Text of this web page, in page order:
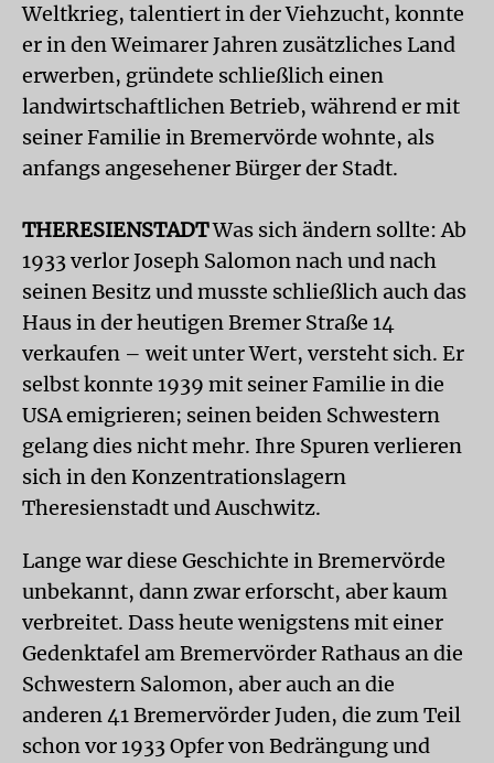
Weltkrieg, talentiert in der Viehzucht, konnte
er in den Weimarer Jahren zusätzliches Land
erwerben, gründete schließlich einen
landwirtschaftlichen Betrieb, während er mit
seiner Familie in Bremervörde wohnte, als
anfangs angesehener Bürger der Stadt.
THERESIENSTADTWas sich ändern sollte: Ab
1933 verlor Joseph Salomon nach und nach
seinen Besitz und musste schließlich auch das
Haus in der heutigen Bremer Straße 14
verkaufen – weit unter Wert, versteht sich. Er
selbst konnte 1939 mit seiner Familie in die
USA emigrieren; seinen beiden Schwestern
gelang dies nicht mehr. Ihre Spuren verlieren
sich in den Konzentrationslagern
Theresienstadt und Auschwitz.
Lange war diese Geschichte in Bremervörde
unbekannt, dann zwar erforscht, aber kaum
verbreitet. Dass heute wenigstens mit einer
Gedenktafel am Bremervörder Rathaus an die
Schwestern Salomon, aber auch an die
anderen 41 Bremervörder Juden, die zum Teil
schon vor 1933 Opfer von Bedrängung und